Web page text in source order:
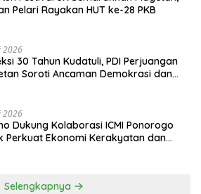
Pelari Rayakan HUT ke-28 PKB
2026
30 Tahun Kudatuli, PDI Perjuangan
Soroti Ancaman Demokrasi dan
2026
Dukung Kolaborasi ICMI Ponorogo
Perkuat Ekonomi Kerakyatan dan
Selengkapnya